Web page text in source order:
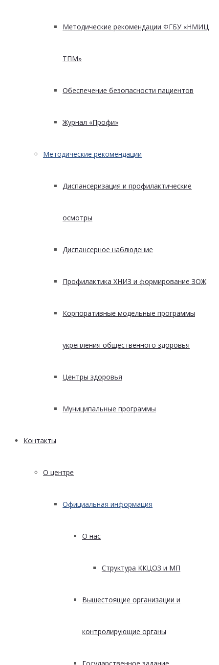
Методические рекомендации ФГБУ «НМИЦ
ТПМ»
Обеспечение безопасности пациентов
Журнал «Профи»
Методические рекомендации
Диспансеризация и профилактические
осмотры
Диспансерное наблюдение
Профилактика ХНИЗ и формирование ЗОЖ
Корпоративные модельные программы
укрепления общественного здоровья
Центры здоровья
Муниципальные программы
Контакты
О центре
Официальная информация
О нас
Структура ККЦОЗ и МП
Вышестоящие организации и
контролирующие органы